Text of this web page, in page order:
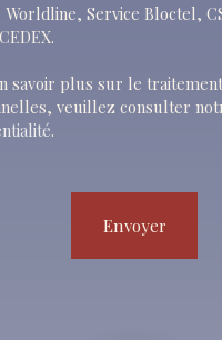
Worldline, Service Bloctel, CS
savoir plus sur le
veuillez consulter
.
Envoyer